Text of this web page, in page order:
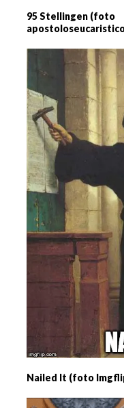
95 Stellingen (foto
Nailed It (foto